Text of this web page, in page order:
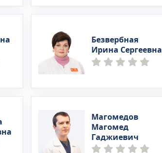
Безвербная
Ирина Сергеевна
Магомедов
Магомед
Гаджиевич